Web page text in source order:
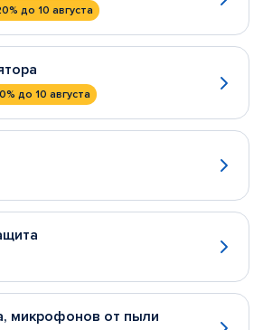
до 10 августа
до 10 августа
микрофонов от пыли